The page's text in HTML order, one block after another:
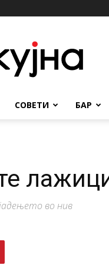
СОВЕТИ БАР
во нив